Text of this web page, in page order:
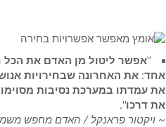
"אפשר ליטול מן האדם את הכל
אחד: את האחרונה שבחירויות
את עמדתו במערכת נסיבות
את דרכו".
~ ויקטור פראנקל / האדם מחפש